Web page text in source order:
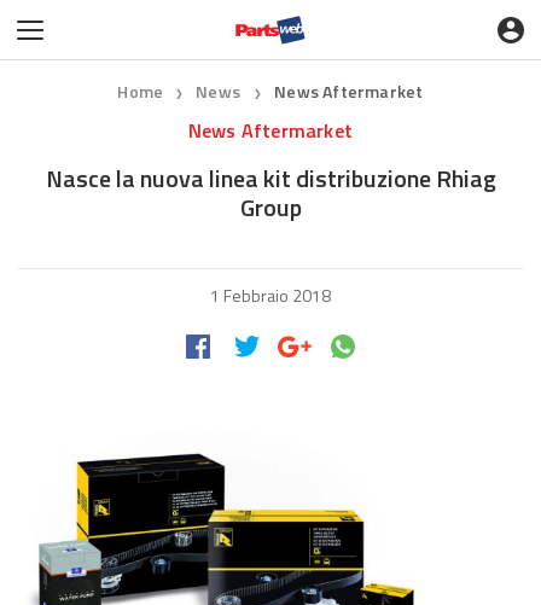
Home ❯ News ❯ News Aftermarket
News Aftermarket
Nasce la nuova linea kit distribuzione Rhiag
Group
1 Febbraio 2018